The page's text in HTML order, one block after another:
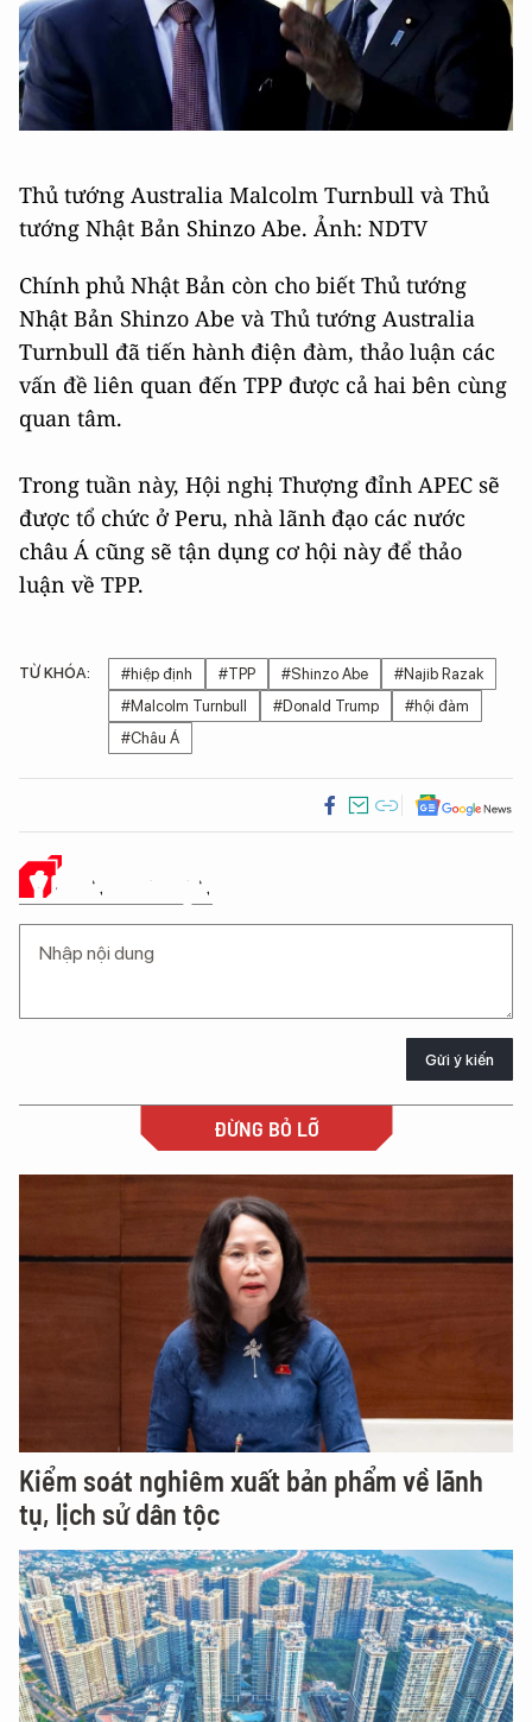
Thủ tướng Australia Malcolm Turnbull và Thủ
tướng Nhật Bản Shinzo Abe. Ảnh: NDTV
Chính phủ Nhật Bản còn cho biết Thủ tướng
Nhật Bản Shinzo Abe và Thủ tướng Australia
Turnbull đã tiến hành điện đàm, thảo luận các
vấn đề liên quan đến TPP được cả hai bên cùng
quan tâm.
Trong tuần này, Hội nghị Thượng đỉnh APEC sẽ
được tổ chức ở Peru, nhà lãnh đạo các nước
châu Á cũng sẽ tận dụng cơ hội này để thảo
luận về TPP.
TỪ KHÓA: #hiệp định #TPP #Shinzo Abe
#Najib Razak
#Malcolm Turnbull
#Donald Trump
#hội đàm
#Châu Á
Ý KIẾN CỦA BẠN
Gửi ý kiến
ĐỪNG BỎ LỠ
Kiểm soát nghiêm xuất bản phẩm về lãnh
tụ, lịch sử dân tộc